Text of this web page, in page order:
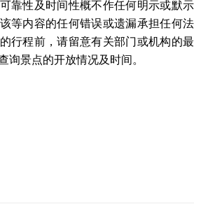
靠性及时间性概不作任何明示或默示
等内容的任何错误或遗漏承担任何法
行程前，请留意有关部门或机构的最
询景点的开放情况及时间。